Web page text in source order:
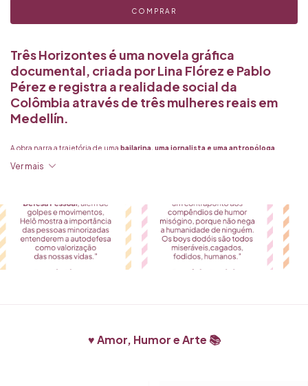
Três Horizontes é uma novela gráfica
documental, criada por Lina Flórez e Pablo
Pérez e registra a realidade social da
Colômbia através de três mulheres reais em
Medellín.
A obra narra a trajetória de uma bailarina, uma jornalista e uma antropóloga
resiliência feminina
retrato da vida profissional e pessoal na Colômbia contemporânea
. A narrativa
aborda temas como omachismo, a memória coletiva e o impacto do patriarcado
evidenciando como essasmulheres buscam transformação social e
independência.
A edição brasileira conta com o apoio do programa Reading Colombia, e contará
uma turnê de lançamento com a presença dos autores:
17h - Apresentação e sessão de autógrafos
9/8 - FLIPEI - Festa Literária Pirata das Editoras Independentes
Ver mais
♥️ Amor, Humor e Arte 📚